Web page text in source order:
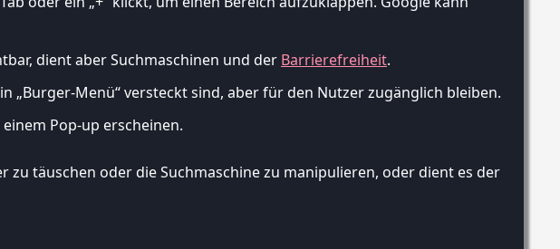
dient aber Suchmaschinen und der Barrierefreiheit.
Menü“ versteckt sind, aber für den Nutzer zugänglich bleiben.
Pop-up erscheinen.
zu täuschen oder die Suchmaschine zu manipulieren, oder dient es der